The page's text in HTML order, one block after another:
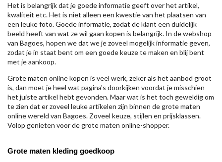
Het is belangrijk dat je goede informatie geeft over het artikel,
kwaliteit etc. Het is niet alleen een kwestie van het plaatsen van
een leuke foto. Goede informatie, zodat de klant een duidelijk
beeld heeft van wat ze wil gaan kopen is belangrijk. In de webshop
van Bagoes, hopen we dat we je zoveel mogelijk informatie geven,
zodat je in staat bent om een goede keuze te maken en blij bent
met je aankoop.
Grote maten online kopen is veel werk, zeker als het aanbod groot
is, dan moet je heel wat pagina's doorkijken voordat je misschien
het juiste artikel hebt gevonden. Maar wat is het toch geweldig om
te zien dat er zoveel leuke artikelen zijn binnen de grote maten
online wereld van Bagoes. Zoveel keuze, stijlen en prijsklassen.
Volop genieten voor de grote maten online-shopper.
Grote maten kleding goedkoop